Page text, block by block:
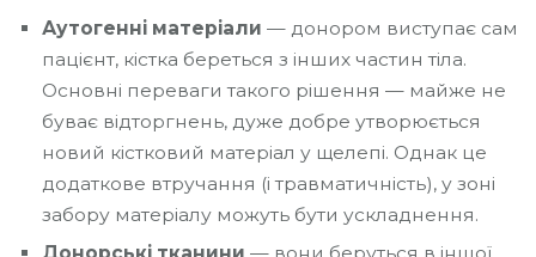
Аутогенні матеріали — донором виступає сам
пацієнт, кістка береться з інших частин тіла.
Основні переваги такого рішення — майже не
буває відторгнень, дуже добре утворюється
новий кістковий матеріал у щелепі. Однак це
додаткове втручання (і травматичність), у зоні
забору матеріалу можуть бути ускладнення.